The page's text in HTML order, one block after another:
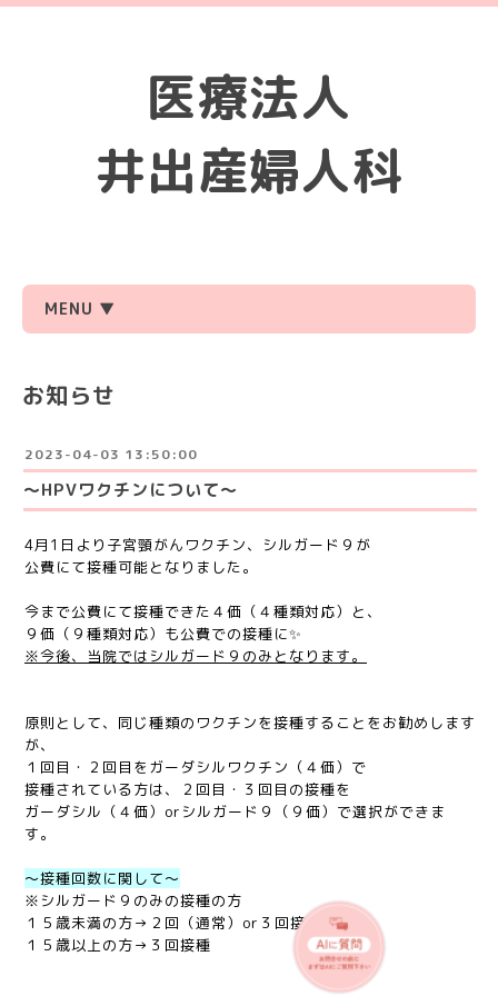
医療法人
井出産婦人科
MENU ▼
お知らせ
2023-04-03 13:50:00
〜HPVワクチンについて〜
4月1日より子宮頸がんワクチン、シルガード９が
公費にて接種可能となりました。
今まで公費にて接種できた４価（４種類対応）と、
９価（９種類対応）も公費での接種に✨
※今後、当院ではシルガード９のみとなります。
原則として、同じ種類のワクチンを接種することをお勧めします
が、
１回目・２回目をガーダシルワクチン（４価）で
接種されている方は、２回目・３回目の接種を
ガーダシル（４価）orシルガード９（９価）で選択ができま
す。
〜接種回数に関して〜
※シルガード９のみの接種の方
１５歳未満の方→２回（通常）or３回接種
１５歳以上の方→３回接種